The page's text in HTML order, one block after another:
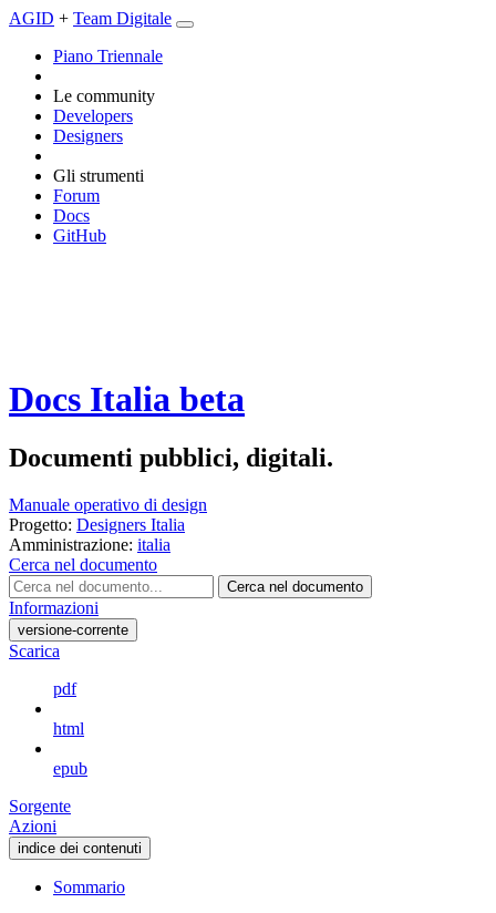
AGID + Team Digitale
Piano Triennale
Le community
Developers
Designers
Gli strumenti
Forum
Docs
GitHub
Docs Italia beta
Documenti pubblici, digitali.
Manuale operativo di design
Progetto: Designers Italia
Amministrazione: italia
Cerca nel documento
Cerca nel documento
Informazioni
versione-corrente
Scarica
pdf
html
epub
Sorgente
Azioni
indice dei contenuti
Sommario